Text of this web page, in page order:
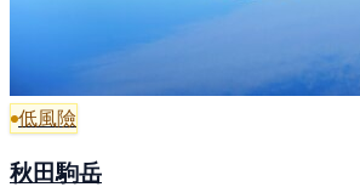
低風險
秋田駒岳